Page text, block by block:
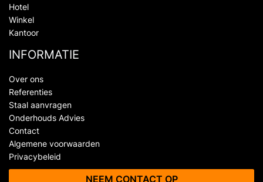
Hotel
Winkel
Kantoor
INFORMATIE
Over ons
Referenties
Staal aanvragen
Onderhouds Advies
Contact
Algemene voorwaarden
Privacybeleid
NEEM CONTACT OP